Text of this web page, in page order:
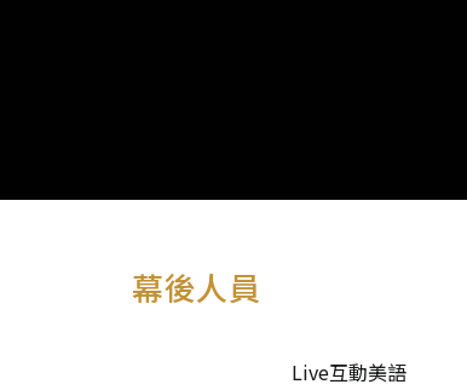
幕後人員
Live互動美語